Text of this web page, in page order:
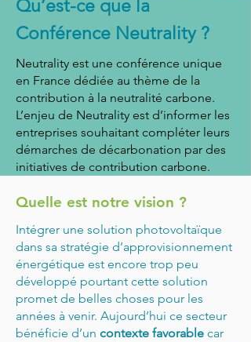
Qu’est-ce que la
Conférence Neutrality ?
Neutrality est une conférence unique
en France dédiée au thème de la
contribution à la neutralité carbone.
L’enjeu de Neutrality est d’informer les
entreprises souhaitant compléter leurs
démarches de décarbonation par des
initiatives de contribution carbone.
Quelle est notre vision ?
Intégrer une solution photovoltaïque
dans sa stratégie d’approvisionnement
énergétique est encore trop peu
développé pourtant cette solution
promet de belles choses pour les
années à venir. Aujourd’hui ce secteur
bénéficie d’un contexte favorable car